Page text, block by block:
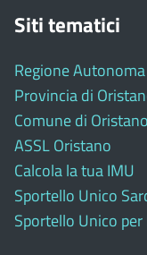
Siti tematici
Regione
Provincia di
Comune di Oristano
ASSL Oristano
Calcola la tua IMU
Sportello Unico
Sportello Unico